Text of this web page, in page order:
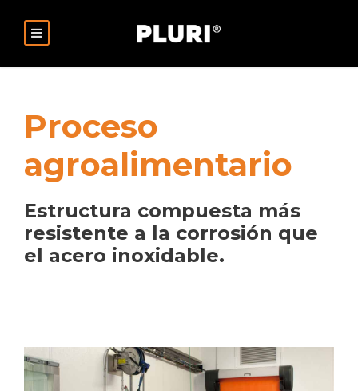
Proceso
agroalimentario
Estructura compuesta más
resistente a la corrosión que
el acero inoxidable.